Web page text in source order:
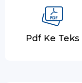
Pdf Ke Teks